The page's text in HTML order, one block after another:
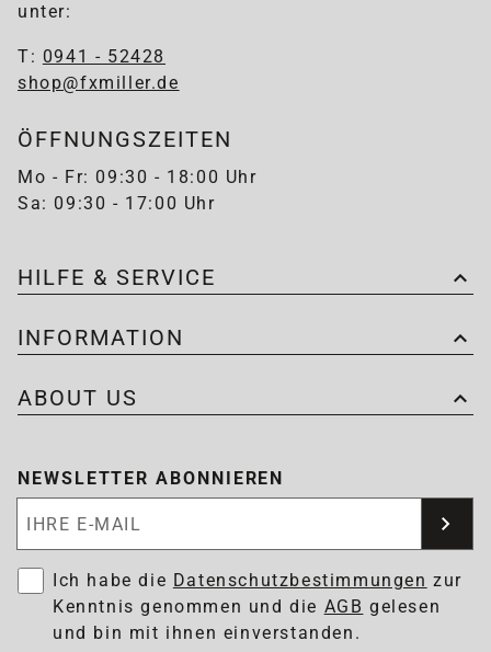
unter:
T: 0941 - 52428
shop@fxmiller.de
ÖFFNUNGSZEITEN
Mo - Fr: 09:30 - 18:00 Uhr
Sa: 09:30 - 17:00 Uhr
HILFE & SERVICE
INFORMATION
ABOUT US
NEWSLETTER ABONNIEREN
Ich habe die Datenschutzbestimmungen zur
Kenntnis genommen und die AGB gelesen
und bin mit ihnen einverstanden.